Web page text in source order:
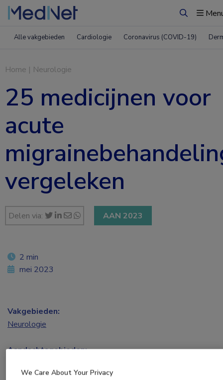
Zoeken
Alle vakgebieden Cardiologie Coronavirus (COVID-19)
Home | Neurologie
25 medicijnen voor
acute
vergeleken
Delen via: AAN 2023
2 min
mei 2023
Vakgebieden:
Neurologie
Aandachtsgebieden:
We Care About Your Privacy